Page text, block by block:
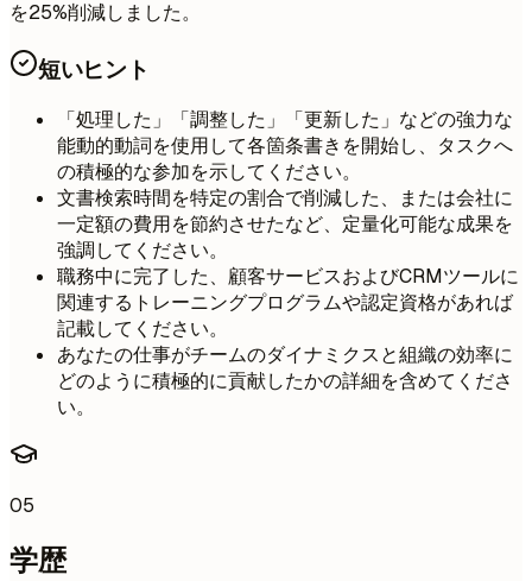
を25%削減しました。
短いヒント
「処理した」「調整した」「更新した」などの強力な
能動的動詞を使用して各箇条書きを開始し、タスクへ
の積極的な参加を示してください。
文書検索時間を特定の割合で削減した、または会社に
一定額の費用を節約させたなど、定量化可能な成果を
強調してください。
職務中に完了した、顧客サービスおよびCRMツールに
関連するトレーニングプログラムや認定資格があれば
記載してください。
あなたの仕事がチームのダイナミクスと組織の効率に
どのように積極的に貢献したかの詳細を含めてくださ
い。
05
学歴